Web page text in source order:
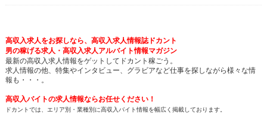
高収入求人をお探しなら、高収入求人情報誌ドカント
男の稼げる求人・高収入求人アルバイト情報マガジン
最新の高収入求人情報をゲットしてドカント稼ごう。
求人情報の他、特集やインタビュー、グラビアなど仕事を探しながら様々な情
報も・・・。
高収入バイトの求人情報ならお任せください！
ドカントでは、エリア別・業種別に高収入バイト情報を幅広く掲載しております。